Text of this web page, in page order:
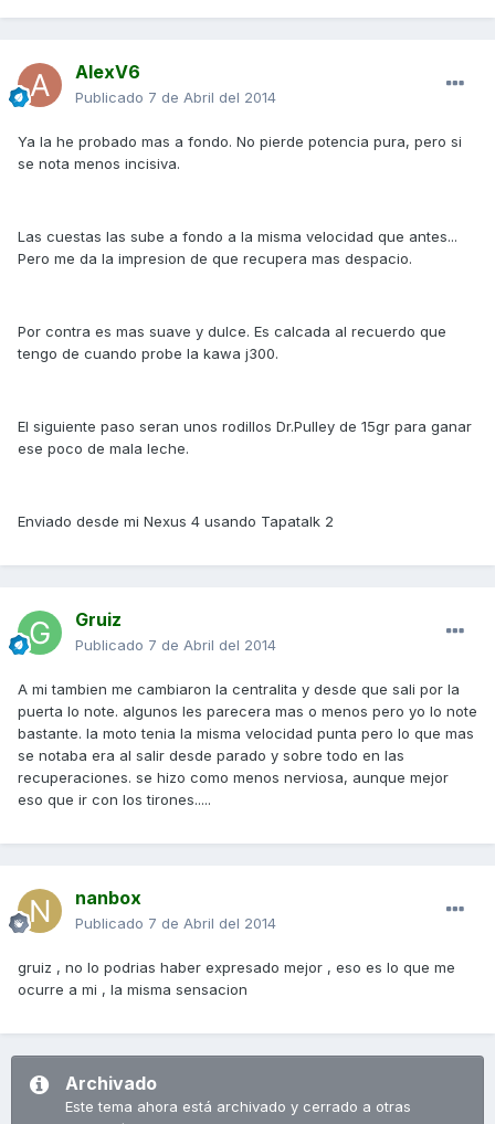
AlexV6
Publicado 7 de Abril del 2014
Ya la he probado mas a fondo. No pierde potencia pura, pero si
se nota menos incisiva.
Las cuestas las sube a fondo a la misma velocidad que antes...
Pero me da la impresion de que recupera mas despacio.
Por contra es mas suave y dulce. Es calcada al recuerdo que
tengo de cuando probe la kawa j300.
El siguiente paso seran unos rodillos Dr.Pulley de 15gr para ganar
ese poco de mala leche.
Enviado desde mi Nexus 4 usando Tapatalk 2
Gruiz
Publicado 7 de Abril del 2014
A mi tambien me cambiaron la centralita y desde que sali por la
puerta lo note. algunos les parecera mas o menos pero yo lo note
bastante. la moto tenia la misma velocidad punta pero lo que mas
se notaba era al salir desde parado y sobre todo en las
recuperaciones. se hizo como menos nerviosa, aunque mejor
eso que ir con los tirones.....
nanbox
Publicado 7 de Abril del 2014
gruiz , no lo podrias haber expresado mejor , eso es lo que me
ocurre a mi , la misma sensacion
Archivado
Este tema ahora está archivado y cerrado a otras